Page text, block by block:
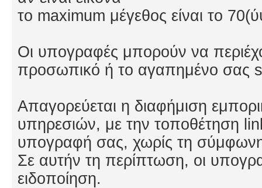
το maximum μέγεθος είναι το
Οι υπογραφές μπορούν να
προσωπικό ή το αγαπημένο σας
Απαγορεύεται η διαφήμιση
υπηρεσιών, με την τοποθέτηση
υπογραφή σας, χωρίς τη
Σε αυτήν τη περίπτωση, οι
ειδοποίηση.